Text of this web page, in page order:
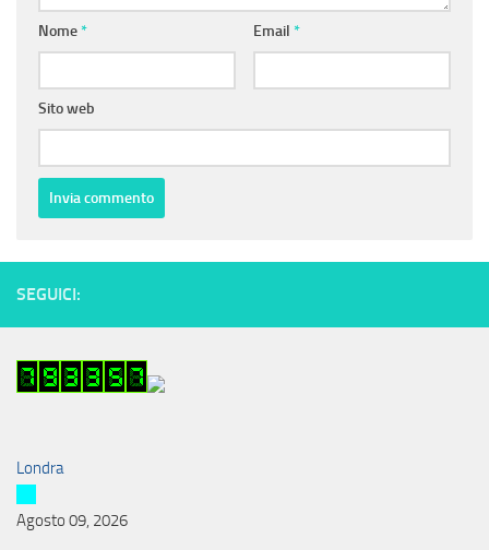
Nome* Email *
Sito web
SEGUICI:
Londra
Agosto 09, 2026